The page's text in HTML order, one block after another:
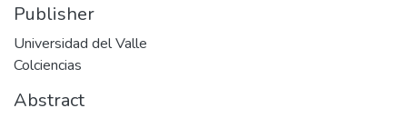
Publisher
Universidad del Valle
Colciencias
Abstract